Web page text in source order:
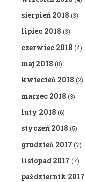
sierpień 2018 (3)
lipiec 2018 (3)
czerwiec 2018 (4)
maj 2018 (8)
kwiecień 2018 (2)
marzec 2018 (3)
luty 2018 (6)
styczeń 2018 (5)
grudzień 2017 (7)
listopad 2017 (7)
październik 2017